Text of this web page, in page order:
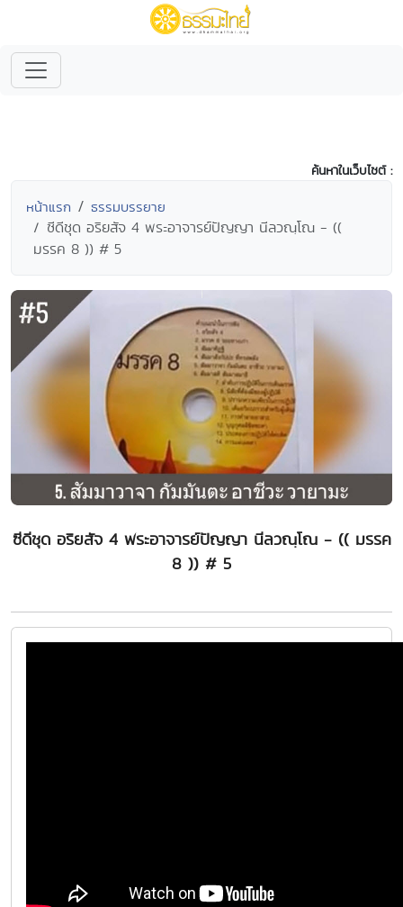
ค้นหาในเว็บไซต์ :
หน้าแรก ธรรมบรรยาย
ซีดีชุด อริยสัจ 4 พระอาจารย์ปัญญา นีลวณฺโณ - ((
มรรค 8 )) # 5
ซีดีชุด อริยสัจ 4 พระอาจารย์ปัญญา นีลวณฺโณ - (( มรรค
8 )) # 5